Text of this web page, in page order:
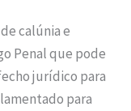
calúnia e
Penal que pode
jurídico para
para